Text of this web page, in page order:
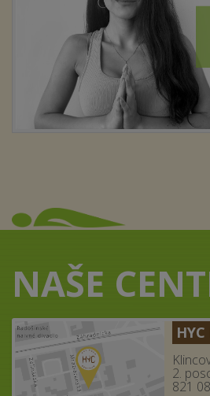
NAŠE
2.
821